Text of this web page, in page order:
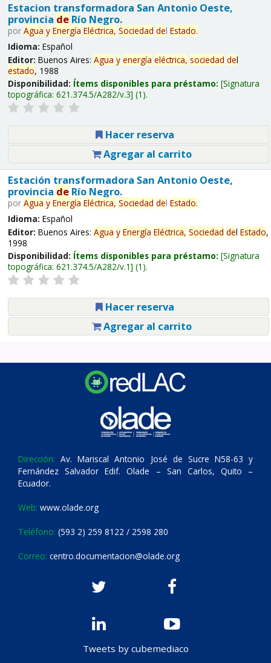
Estacion transformadora San Antonio Oeste,
provincia deRío Negro.
por Agua y Energía Eléctrica, Sociedad del Estado.
Idioma: Español
Editor: Buenos Aires: Agua y energía eléctrica, sociedad del
estado, 1988
Disponibilidad: Ítems disponibles para préstamo: Signatura
topográfica: 621.374.5/A282/v.3 (1).
Hacer reserva
Agregar al carrito
Estación transformadora San Antonio Oeste,
provincia deRío Negro.
por Agua y Energía Eléctrica, Sociedad del Estado.
Idioma: Español
Editor: Buenos Aires: Agua y Energía Eléctrica, Sociedad del Estado,
1998
Disponibilidad: Ítems disponibles para préstamo: Signatura
topográfica: 621.374.5/A282/v.1 (1).
Hacer reserva
Agregar al carrito
Dirección: Av. Mariscal Antonio José de Sucre N58-63 y
Fernández Salvador Edif. Olade – San Carlos, Quito –
Ecuador.
Web: www.olade.org
Teléfono: (593 2) 259 8122 / 2598 280
Correo: centro.documentacion@olade.org
Tweets by cubemediaco